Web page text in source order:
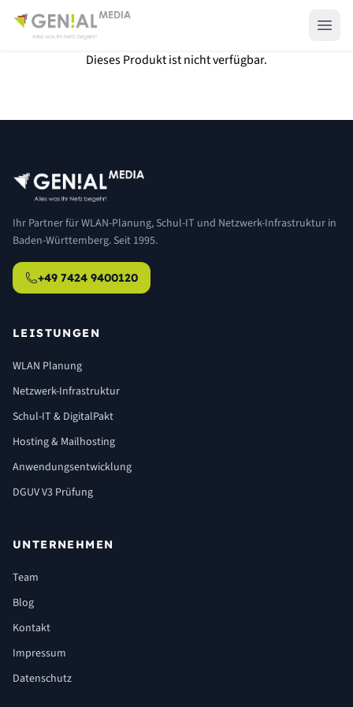
Dieses Produkt ist nicht verfügbar.
Ihr Partner für WLAN-Planung, Schul-IT und Netzwerk-Infrastruktur in
Baden-Württemberg. Seit 1995.
+49 7424 9400120
LEISTUNGEN
WLAN Planung
Netzwerk-Infrastruktur
Schul-IT & DigitalPakt
Hosting & Mailhosting
Anwendungsentwicklung
DGUV V3 Prüfung
UNTERNEHMEN
Team
Blog
Kontakt
Impressum
Datenschutz